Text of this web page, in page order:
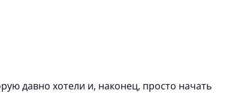
давно хотели и, наконец, просто начать